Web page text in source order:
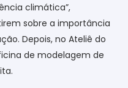
climática”,
sobre a importância
Depois, no Ateliê do
de modelagem de